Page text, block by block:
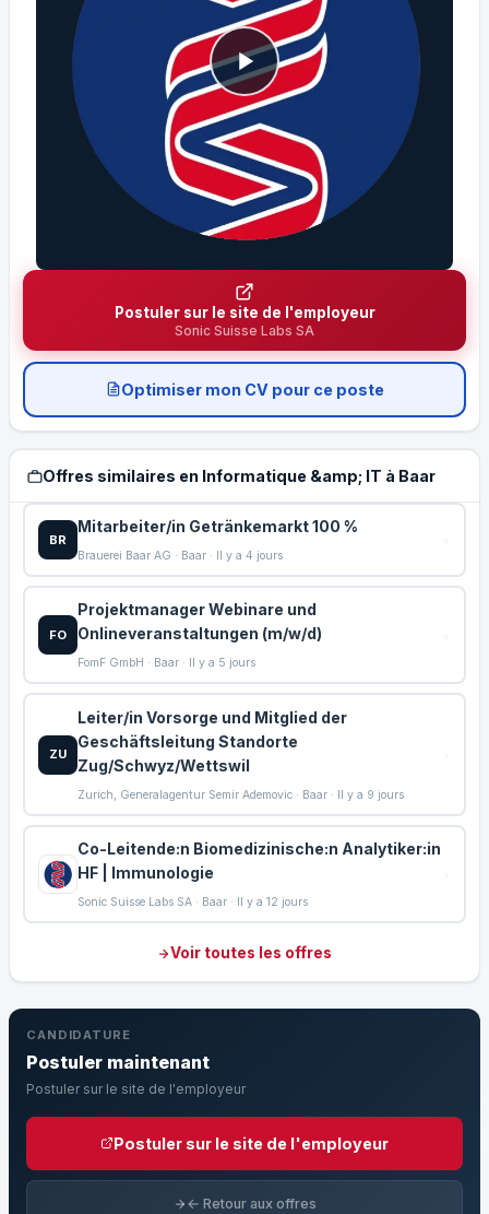
Postuler sur le site de l'employeur
Sonic Suisse Labs SA
Optimiser mon CV pour ce poste
Offres similaires en Informatique &amp; IT à Baar
BR
Mitarbeiter/in Getränkemarkt 100 %
Brauerei Baar AG · Baar · Il y a 4 jours
FO
Projektmanager Webinare und
Onlineveranstaltungen (m/w/d)
FomF GmbH · Baar · Il y a 5 jours
ZU
Leiter/in Vorsorge und Mitglied der
Geschäftsleitung Standorte
Zug/Schwyz/Wettswil
Zurich, Generalagentur Semir Ademovic · Baar · Il y a 9 jours
Co-Leitende:n Biomedizinische:n Analytiker:in
HF | Immunologie
Sonic Suisse Labs SA · Baar · Il y a 12 jours
Voir toutes les offres
CANDIDATURE
Postuler maintenant
Postuler sur le site de l'employeur
Postuler sur le site de l'employeur
← Retour aux offres